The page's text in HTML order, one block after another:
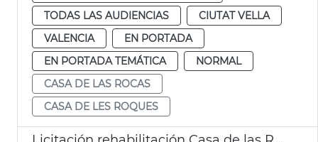
TODAS LAS AUDIENCIAS
CIUTAT VELLA
VALENCIA
EN PORTADA
EN PORTADA TEMÁTICA
NORMAL
CASA DE LAS ROCAS
CASA DE LES ROQUES